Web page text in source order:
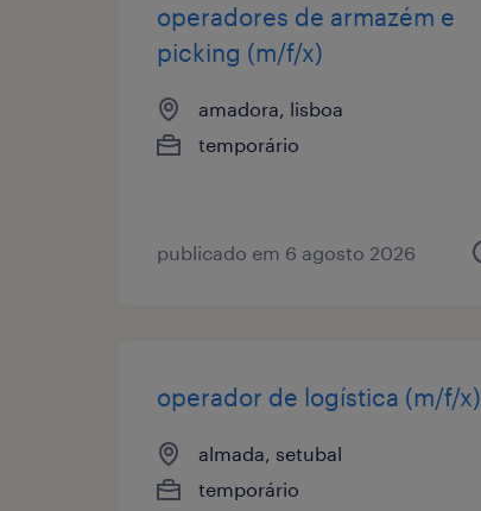
operadores de armazém e
picking (m/f/x)
amadora, lisboa
temporário
publicado em 6 agosto 2026
operador de logística (m/f/x)
almada, setubal
temporário